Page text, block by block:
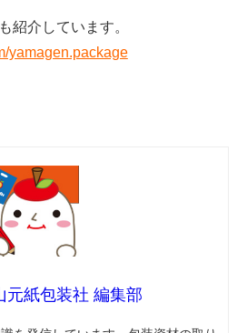
紹介しています。
yamagen.package
元紙包装社 編集部